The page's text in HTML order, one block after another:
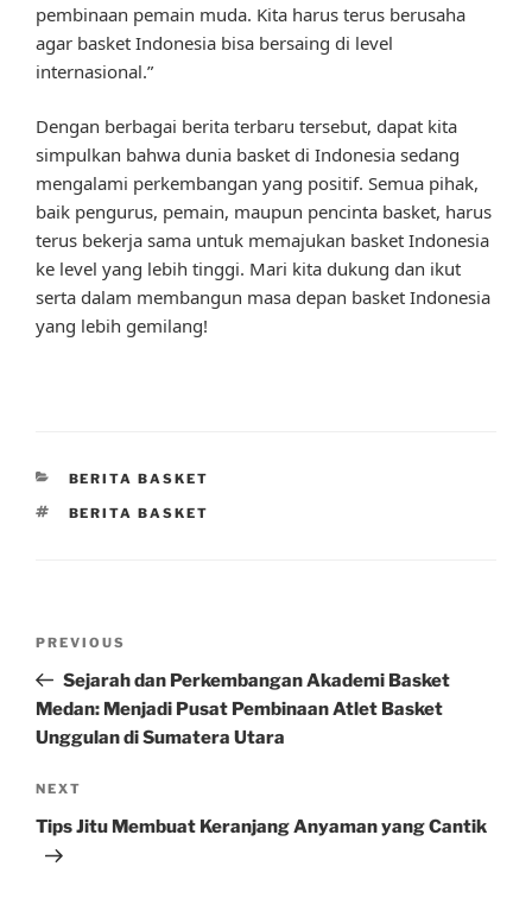
pembinaan pemain muda. Kita harus terus berusaha
agar basket Indonesia bisa bersaing di level
internasional.”
Dengan berbagai berita terbaru tersebut, dapat kita
simpulkan bahwa dunia basket di Indonesia sedang
mengalami perkembangan yang positif. Semua pihak,
baik pengurus, pemain, maupun pencinta basket, harus
terus bekerja sama untuk memajukan basket Indonesia
ke level yang lebih tinggi. Mari kita dukung dan ikut
serta dalam membangun masa depan basket Indonesia
yang lebih gemilang!
CATEGORIES
BERITA BASKET
TAGS
BERITA BASKET
Previous
Post
PREVIOUS
Sejarah dan Perkembangan Akademi Basket
Medan: Menjadi Pusat Pembinaan Atlet Basket
Unggulan di Sumatera Utara
Next
Post
NEXT
Tips Jitu Membuat Keranjang Anyaman yang Cantik